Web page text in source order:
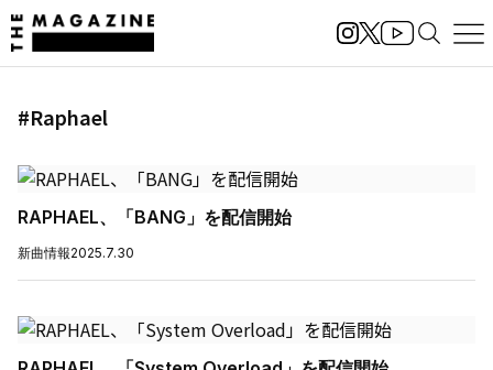
#Raphael
RAPHAEL、「BANG」を配信開始
新曲情報2025.7.30